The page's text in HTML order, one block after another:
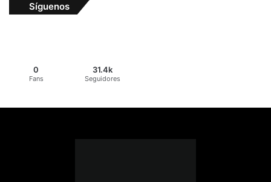
Síguenos
0
Fans
31.4k
Seguidores